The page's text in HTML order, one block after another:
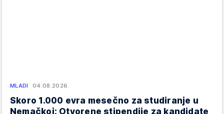
MLADI 04.08.2026.
Skoro 1.000 evra mesečno za studiranje u
Nemačkoj: Otvorene stipendije za kandidate